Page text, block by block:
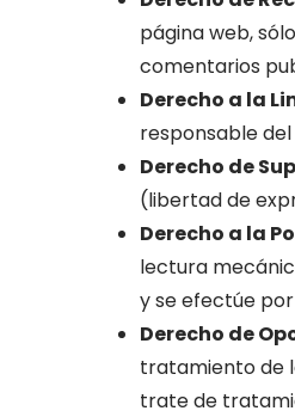
página web,
comentarios
Derecho a la
responsable
Derecho de
(libertad de
Derecho a la
lectura
y se efectúe
Derecho de
tratamiento de
trate de